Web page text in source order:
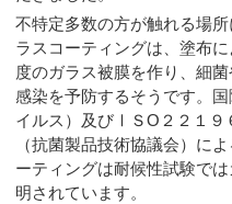
不特定多数の方が触れる場
ラスコーティングは、塗布
度のガラス被膜を作り、細
感染を予防するそうです。
イルス）及びⅠＳО２２１９
（抗菌製品技術協議会）に
ーティングは耐候性試験で
明されています。